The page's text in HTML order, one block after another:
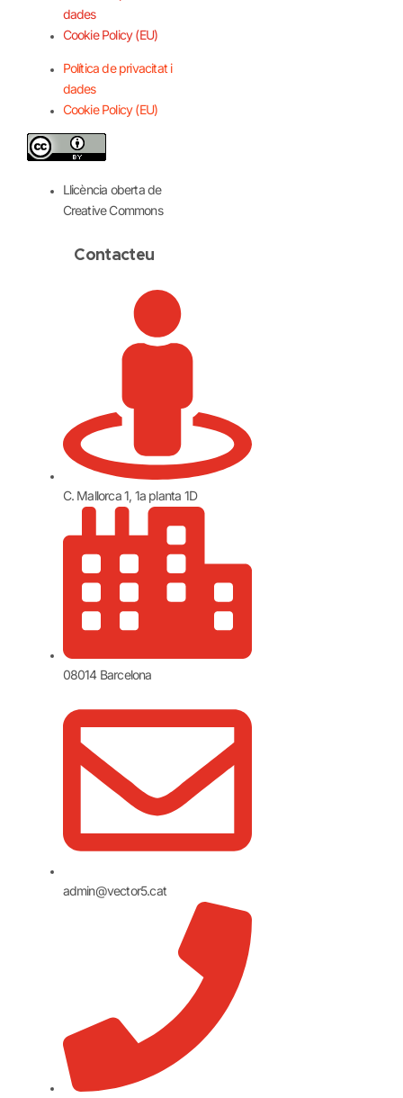
dades
Cookie Policy (EU)
Política de privacitat i
dades
Cookie Policy (EU)
Llicència oberta de
Creative Commons
Contacteu
C. Mallorca 1, 1a planta 1D
08014 Barcelona
admin@vector5.cat